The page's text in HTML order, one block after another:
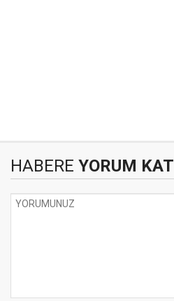
HABERE YORUM KAT